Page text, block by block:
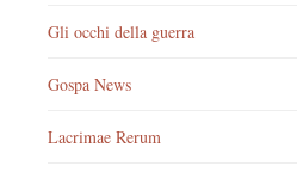
Gli occhi della guerra
Gospa News
Lacrimae Rerum